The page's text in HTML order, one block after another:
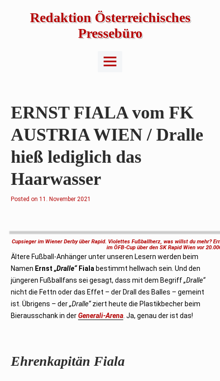
Redaktion Österreichisches
Pressebüro
Main
Menu
ERNST FIALA vom FK
AUSTRIA WIEN / Dralle
hieß lediglich das
Haarwasser
Posted on1
v
m
e
2
0
2
1
11. November 2021
Cupsieger im Wiener Derby über Rapid. Violettes Fußballherz, was willst du mehr?
im ÖFB-Cup über den SK Rapid Wien vor
Ältere Fußball-Anhänger unter unseren Lesern werden beim
Namen Ernst„Dralle“ Fiala bestimmt hellwach sein. Und den
jüngeren Fußballfans sei gesagt, dass mit dem Begriff„Dralle“
nicht die Fettn oder das Effet – der Drall des Balles – gemeint
ist. Übrigens – der„Dralle“ziert heute die Plastikbecher beim
Bierausschank in derGenerali-Arena . Ja, genau der ist das!
Ehrenkapitän Fiala